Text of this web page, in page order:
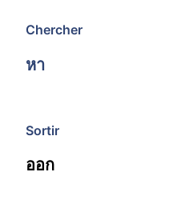
Chercher
หา
Sortir
ออก